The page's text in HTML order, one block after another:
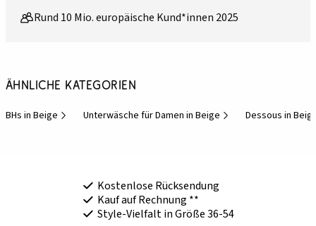
Rund 10 Mio. europäische Kund*innen 2025
Ähnliche Kategorien
BHs in Beige Unterwäsche für Damen in Beige Dessous in
Kostenlose Rücksendung
Kauf auf Rechnung **
Style-Vielfalt in Größe 36-54